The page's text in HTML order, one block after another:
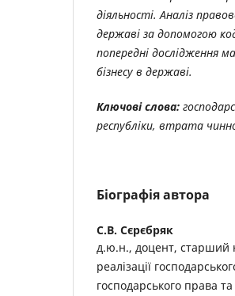
діяльності. Аналіз
державі за допомогою
попередні дослідження
бізнесу в державі.
Ключові слова:
республіки, втрата
Біографія автора
С.В. Сєрєбряк
д.ю.н., доцент, старший
реалізації
господарського права